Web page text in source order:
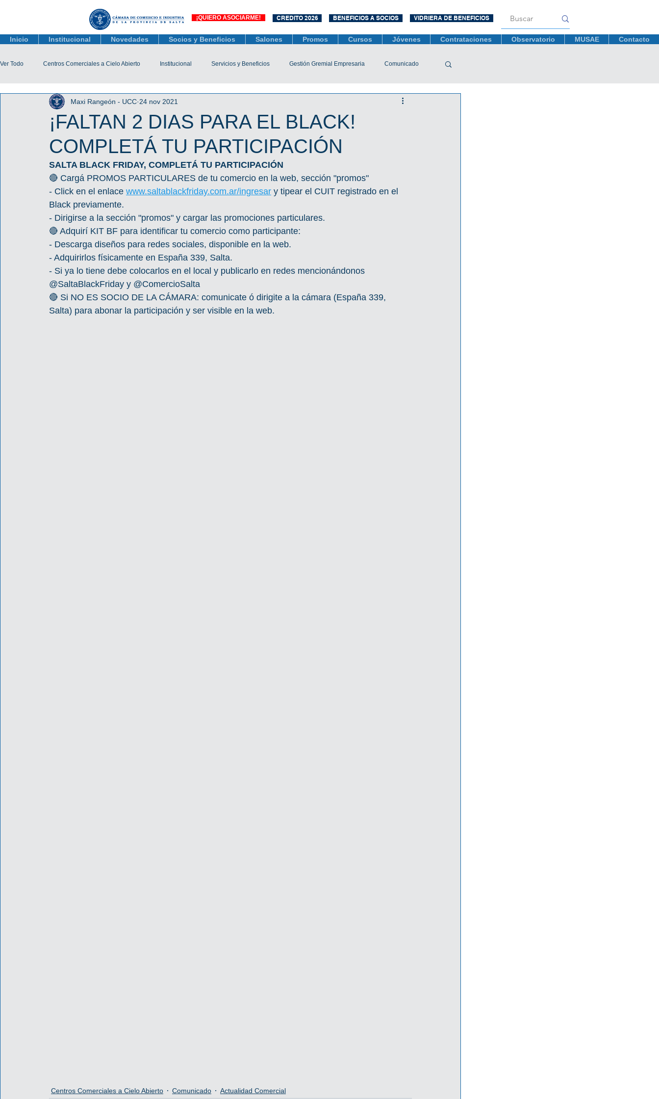
¡QUIERO ASOCIARME! CREDITO 2026 BENEFICIOS A SOCIOS VIDRIERA DE BENEFICIOS
Inicio Institucional Novedades Socios y Beneficios Salones Promos Cursos Jóvenes Contrataciones Observatorio MUSAE Contacto
Ver Todo Centros Comerciales a Cielo Abierto Institucional Servicios y Beneficios Gestión Gremial Empresaria Comunicado
Actualidad Comercial Capacitación y Eventos
Tienda Salta Salta Black Friday Jóvenes Mujeres Empresarias Mediación COVID-19
Líneas de Crédito
¡FALTAN 2 DIAS PARA EL BLACK!
COMPLETÁ TU PARTICIPACIÓN
Maxi Rangeón - UCC 24 nov 2021
SALTA BLACK FRIDAY, COMPLETÁ TU PARTICIPACIÓN
🔴 Cargá PROMOS PARTICULARES de tu comercio en la web, sección "promos"
- Click en el enlace www.saltablackfriday.com.ar/ingresar y tipear el CUIT registrado en el
Black previamente.
- Dirigirse a la sección "promos" y cargar las promociones particulares.
🔴 Adquirí KIT BF para identificar tu comercio como participante:
- Descarga diseños para redes sociales, disponible en la web.
- Adquirirlos físicamente en España 339, Salta.
- Si ya lo tiene debe colocarlos en el local y publicarlo en redes mencionándonos
@SaltaBlackFriday y @ComercioSalta
🔴 Si NO ES SOCIO DE LA CÁMARA: comunicate ó dirigite a la cámara (España 339,
Salta) para abonar la participación y ser visible en la web.
Centros Comerciales a Cielo Abierto Comunicado Actualidad Comercial